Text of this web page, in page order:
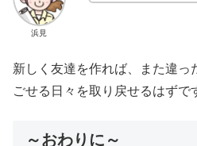
浜見
新しく友達を作れば、また違っ
ごせる日々を取り戻せるはずで
～おわりに～